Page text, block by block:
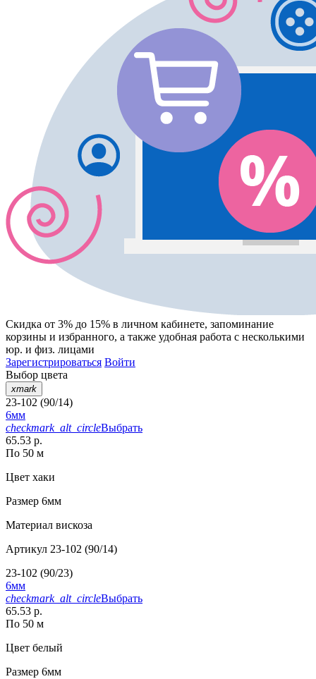
Скидка от 3% до 15% в личном кабинете, запоминание
корзины и избранного, а также удобная работа с несколькими
юр. и физ. лицами
Зарегистрироваться Войти
Выбор цвета
xmark
23-102 (90/14)
6мм
checkmark_alt_circleВыбрать
65.53 р.
По 50 м
Цвет хаки
Размер 6мм
Материал вискоза
Артикул 23-102 (90/14)
23-102 (90/23)
6мм
checkmark_alt_circleВыбрать
65.53 р.
По 50 м
Цвет белый
Размер 6мм